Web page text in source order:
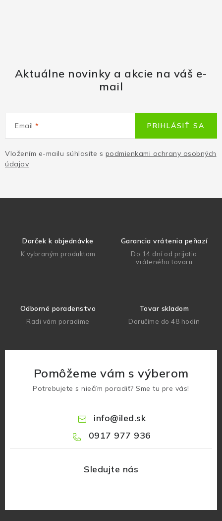
Aktuálne novinky a akcie na váš e-
mail
Email
Vložením e-mailu súhlasíte s podmienkami ochrany osobných
údajov
PRIHLÁSIŤ SA
Darček k objednávke
K vybraným produktom
Garancia vrátenia peňazí
Do 14 dní od prijatia
vráteného tovaru
Odborné poradenstvo
Radi vám poradíme
Tovar skladom
Doručíme do 48 hodín
Pomôžeme vám s výberom
Potrebujete s niečím poradiť? Sme tu pre vás!
info@iled.sk
0917 977 936